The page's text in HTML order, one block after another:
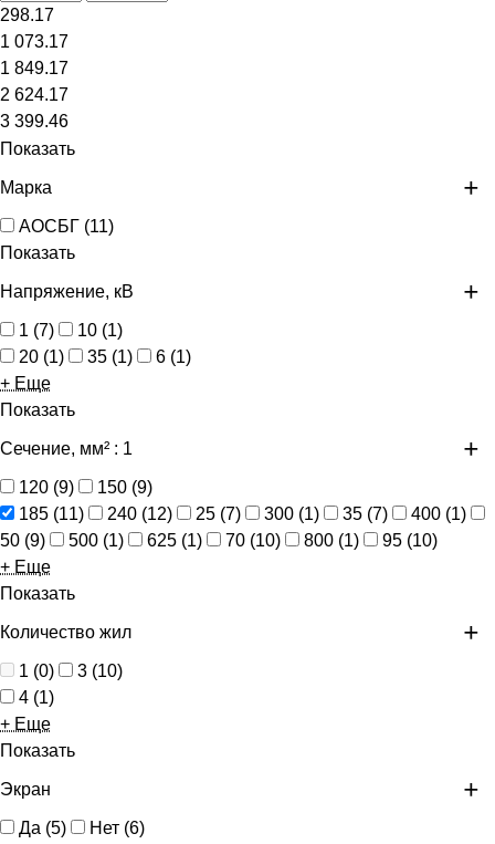
298.17
1 073.17
1 849.17
2 624.17
3 399.46
Показать
Марка
АОСБГ (11)
Показать
Напряжение, кВ
1 (7) 10 (1)
20 (1) 35 (1) 6 (1)
+ Еще
Показать
Сечение, мм² : 1
120 (9) 150 (9)
185 (11) 240 (12) 25 (7) 300 (1) 35 (7) 400 (1)
50 (9) 500 (1) 625 (1) 70 (10) 800 (1) 95 (10)
+ Еще
Показать
Количество жил
1 (0) 3 (10)
4 (1)
+ Еще
Показать
Экран
Да (5) Нет (6)